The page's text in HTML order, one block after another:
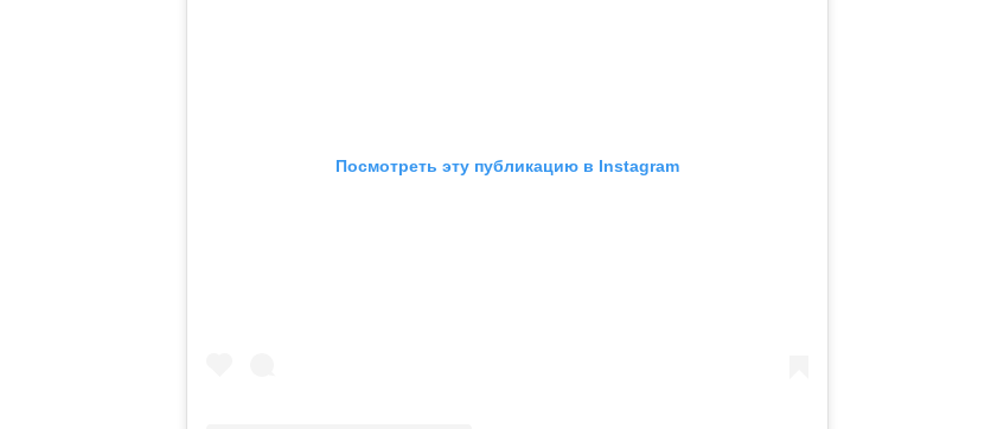
Посмотреть эту публикацию в Instagram